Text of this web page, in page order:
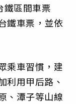
鐵區間車票
鐵車票，並依
乘車習慣，建
利用甲后路、
、潭子等山線